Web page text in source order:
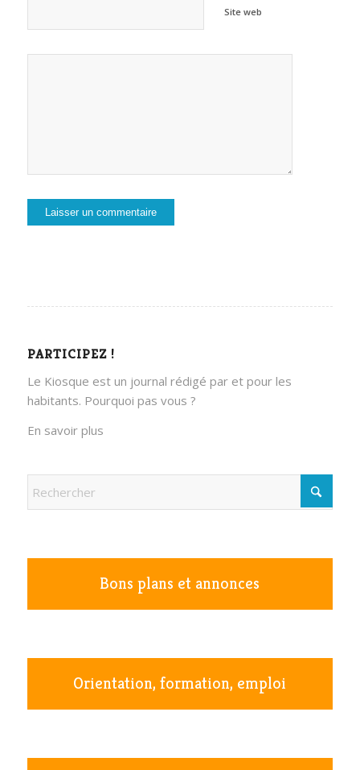
Site web
PARTICIPEZ !
Le Kiosque est un journal rédigé par et pour les
habitants. Pourquoi pas vous ?
En savoir plus
Bons plans et annonces
Orientation, formation, emploi